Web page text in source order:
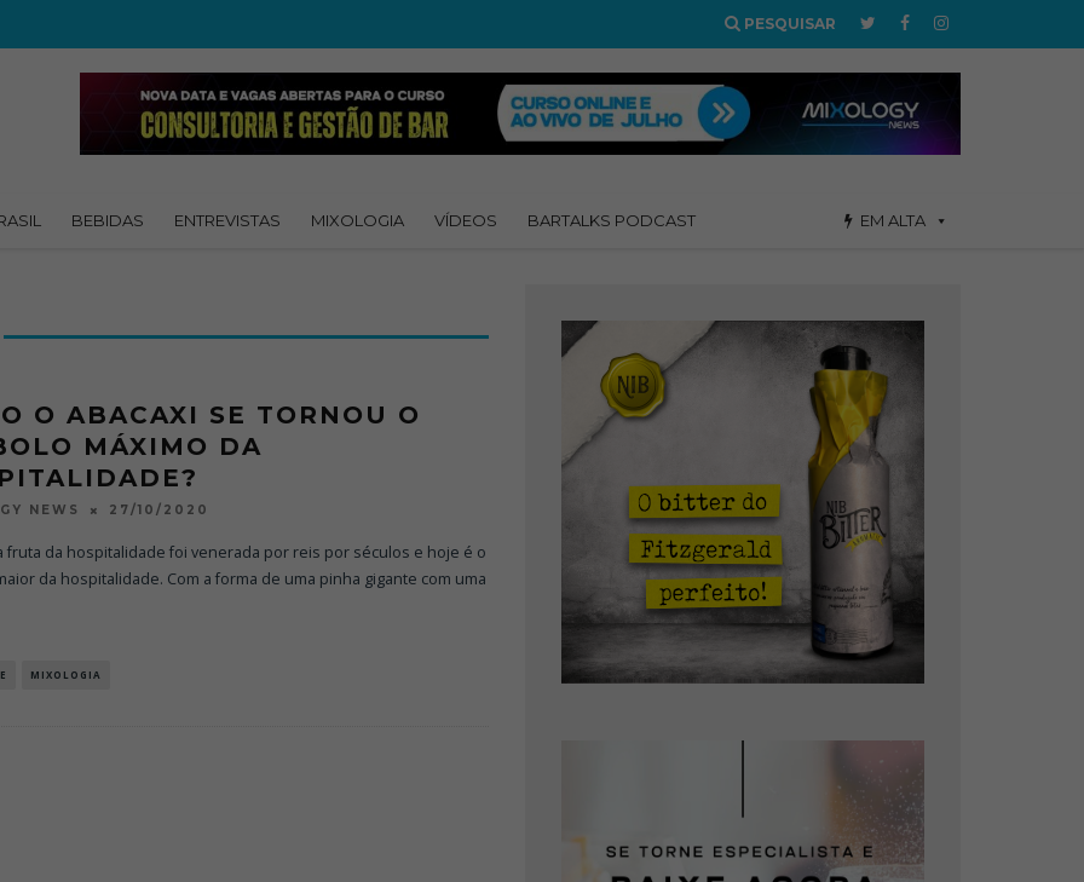
PESQUISAR
BEBIDAS ENTREVISTAS MIXOLOGIA VÍDEOS BARTALKS PODCAST EM ALTA
O ABACAXI SE TORNOU O
MÁXIMO DA
NEWS 27/10/2020
fruta da hospitalidade foi venerada por reis por séculos e hoje é o
da hospitalidade. Com a forma de uma pinha gigante com uma
MIXOLOGIA